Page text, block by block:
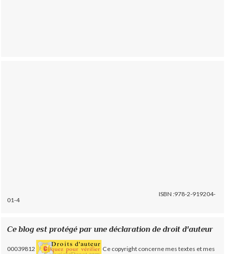
ISBN :978-2-919204-
01-4
Ce blog est protégé par une déclaration de droit d'auteur
00039812
Ce copyright concerne mes textes et mes